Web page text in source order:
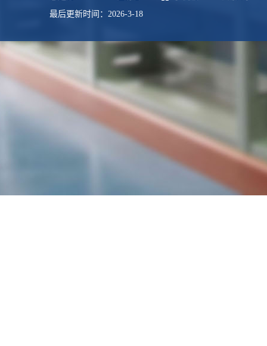
最后更新时间： 2026-3-18